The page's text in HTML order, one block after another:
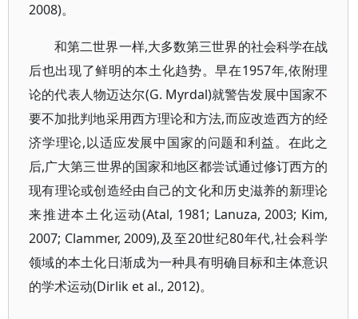
2008)。
和第二世界一样,大多数第三世界的社会科学在战
后也出现了鲜明的本土化趋势。早在1957年,依附理
论的代表人物迈达尔(G. Myrdal)就警告发展中国家不
要不加批判地采用西方理论和方法,而应改造西方的经
济学理论,以适应发展中国家的问题和利益。在此之
后,广大第三世界的国家和地区都尝试通过修订西方的
现有理论或创造经由自己的文化和历史滋养的新理论
来推进本土化运动(Atal, 1981; Lanuza, 2003; Kim,
2007; Clammer, 2009),及至20世纪80年代,社会科学
领域的本土化日渐成为一种具有明确目标和主体意识
的学术运动(Dirlik et al., 2012)。